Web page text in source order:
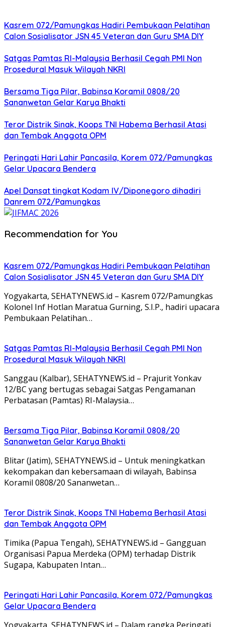
Kasrem 072/Pamungkas Hadiri Pembukaan Pelatihan
Calon Sosialisator JSN 45 Veteran dan Guru SMA DIY
Satgas Pamtas RI-Malaysia Berhasil Cegah PMI Non
Prosedural Masuk Wilayah NKRI
Bersama Tiga Pilar, Babinsa Koramil 0808/20
Sananwetan Gelar Karya Bhakti
Teror Distrik Sinak, Koops TNI Habema Berhasil Atasi
dan Tembak Anggota OPM
Peringati Hari Lahir Pancasila, Korem 072/Pamungkas
Gelar Upacara Bendera
Apel Dansat tingkat Kodam lV/Diponegoro dihadiri
Danrem 072/Pamungkas
Recommendation for You
Kasrem 072/Pamungkas Hadiri Pembukaan Pelatihan
Calon Sosialisator JSN 45 Veteran dan Guru SMA DIY
Yogyakarta, SEHATYNEWS.id – Kasrem 072/Pamungkas
Kolonel Inf Hotlan Maratua Gurning, S.I.P., hadiri upacara
Pembukaan Pelatihan…
Satgas Pamtas RI-Malaysia Berhasil Cegah PMI Non
Prosedural Masuk Wilayah NKRI
Sanggau (Kalbar), SEHATYNEWS.id – Prajurit Yonkav
12/BC yang bertugas sebagai Satgas Pengamanan
Perbatasan (Pamtas) RI-Malaysia…
Bersama Tiga Pilar, Babinsa Koramil 0808/20
Sananwetan Gelar Karya Bhakti
Blitar (Jatim), SEHATYNEWS.id – Untuk meningkatkan
kekompakan dan kebersamaan di wilayah, Babinsa
Koramil 0808/20 Sananwetan…
Teror Distrik Sinak, Koops TNI Habema Berhasil Atasi
dan Tembak Anggota OPM
Timika (Papua Tengah), SEHATYNEWS.id – Gangguan
Organisasi Papua Merdeka (OPM) terhadap Distrik
Sugapa, Kabupaten Intan…
Peringati Hari Lahir Pancasila, Korem 072/Pamungkas
Gelar Upacara Bendera